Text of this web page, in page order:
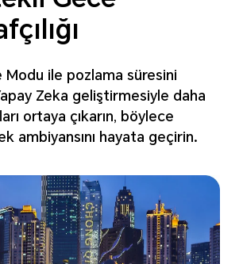
Modu ile pozlama süresini
Zeka geliştirmesiyle daha
ortaya çıkarın, böylece
ambiyansını hayata geçirin.